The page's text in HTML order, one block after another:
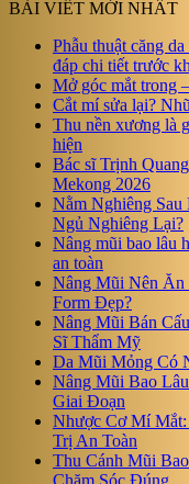
BÀI VIẾT MỚI NHẤT
Phẫu thuật căng
đáp chi tiết trước
Mở góc mắt trong
Cắt mí sửa lại?
Thu nền xương là
hiện
Bác sĩ Trịnh
Mekong 2026
Nằm Nghiêng
Ngủ Nghiêng Lại?
Nâng mũi bao lâu
an toàn
Nâng Mũi Nên
Form Đẹp?
Nâng Mũi Bán
Sĩ Thẩm Mỹ
Da Mũi Mỏng Có
Nâng Mũi Bao
Giai Đoạn
Nhược Cơ Mí
Trị An Toàn
Thu Cánh Mũi